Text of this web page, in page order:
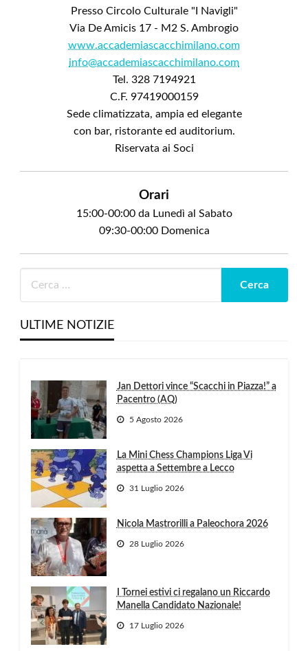
Presso Circolo Culturale "I Navigli"
Via De Amicis 17 - M2 S. Ambrogio
www.accademiascacchimilano.com
info@accademiascacchimilano.com
Tel. 328 7194921
C.F. 97419000159
Sede climatizzata, ampia ed elegante
con bar, ristorante ed auditorium.
Riservata ai Soci
Orari
15:00-00:00 da Lunedì al Sabato
09:30-00:00 Domenica
ULTIME NOTIZIE
Jan Dettori vince “Scacchi in Piazza!” a
Pacentro (AQ)
5 Agosto 2026
La Mini Chess Champions Liga Vi
aspetta a Settembre a Lecco
31 Luglio 2026
Nicola Mastrorilli a Paleochora 2026
28 Luglio 2026
I Tornei estivi ci regalano un Riccardo
Manella Candidato Nazionale!
17 Luglio 2026